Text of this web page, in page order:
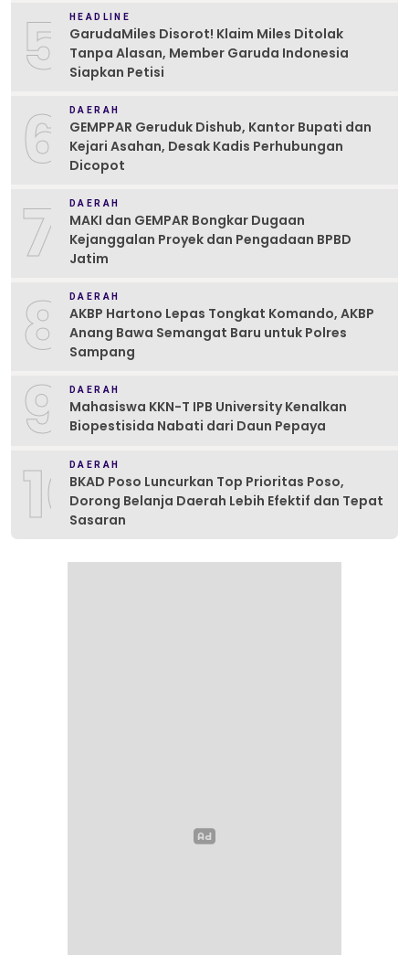
5 HEADLINE
GarudaMiles Disorot! Klaim Miles Ditolak
Tanpa Alasan, Member Garuda Indonesia
Siapkan Petisi
6 DAERAH
GEMPPAR Geruduk Dishub, Kantor Bupati dan
Kejari Asahan, Desak Kadis Perhubungan
Dicopot
7 DAERAH
MAKI dan GEMPAR Bongkar Dugaan
Kejanggalan Proyek dan Pengadaan BPBD
Jatim
8 DAERAH
AKBP Hartono Lepas Tongkat Komando, AKBP
Anang Bawa Semangat Baru untuk Polres
Sampang
9 DAERAH
Mahasiswa KKN-T IPB University Kenalkan
Biopestisida Nabati dari Daun Pepaya
10DAERAH
BKAD Poso Luncurkan Top Prioritas Poso,
Dorong Belanja Daerah Lebih Efektif dan Tepat
Sasaran